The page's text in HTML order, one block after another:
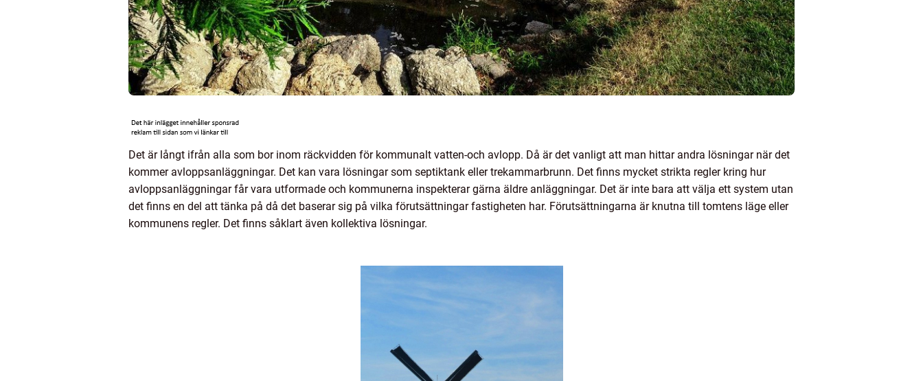
Det är långt ifrån alla som bor inom räckvidden för kommunalt vatten-och avlopp. Då är det vanligt att man hittar andra lösningar när det
kommer avloppsanläggningar. Det kan vara lösningar som septiktank eller trekammarbrunn. Det finns mycket strikta regler kring hur
avloppsanläggningar får vara utformade och kommunerna inspekterar gärna äldre anläggningar. Det är inte bara att välja ett system utan
det finns en del att tänka på då det baserar sig på vilka förutsättningar fastigheten har. Förutsättningarna är knutna till tomtens läge eller
kommunens regler. Det finns såklart även kollektiva lösningar.